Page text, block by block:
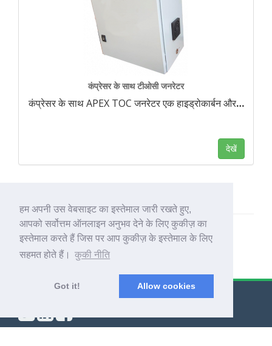
हम अपनी उस वेबसाइट का इस्तेमाल जारी रखते हुए,
आपको सर्वोत्तम ऑनलाइन अनुभव देने के लिए कुकीज़ का
इस्तेमाल करते हैं जिस पर आप कुकीज़ के इस्तेमाल के लिए
सहमत होते हैं।
कुकी नीति
Got it! Allow cookies
कंप्रेसर के साथ टीओसी जनरेटर
कंप्रेसर के साथ APEX TOC जनरेटर एक हाइड्रोकार्बन और…
देखें
© Export Worldwide 2026